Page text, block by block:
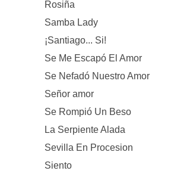
Rosiña
Samba Lady
¡Santiago... Si!
Se Me Escapó El Amor
Se Nefadó Nuestro Amor
Señor amor
Se Rompió Un Beso
La Serpiente Alada
Sevilla En Procesion
Siento